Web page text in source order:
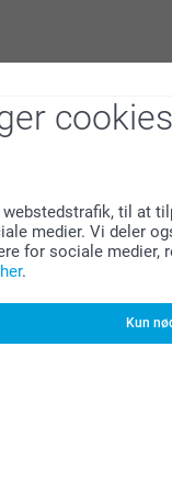
til at
medier. Vi deler
for sociale medier,
her.
Kun